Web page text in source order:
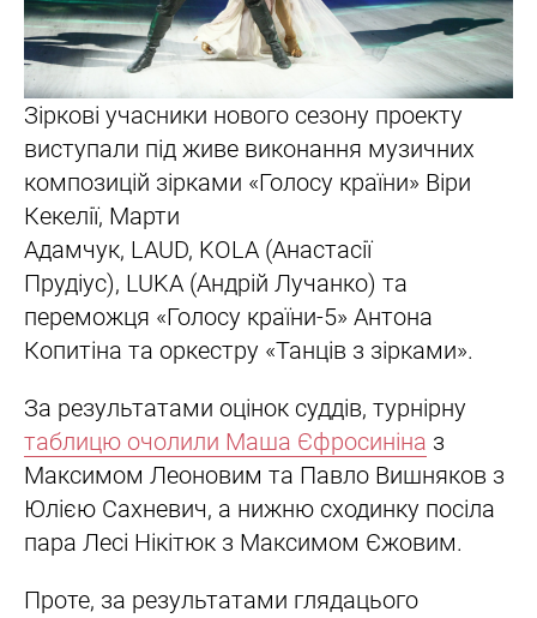
Зіркові учасники нового сезону проекту
виступали під живе виконання музичних
композицій зірками «Голосу країни» Віри
Кекелії, Марти
Адамчук, LAUD, KOLA (Анастасії
Прудіус), LUKA (Андрій Лучанко) та
переможця «Голосу країни-5» Антона
Копитіна та оркестру «Танців з зірками».
За результатами оцінок суддів, турнірну
таблицю очолили Маша Єфросиніна з
Максимом Леоновим та Павло Вишняков з
Юлією Сахневич, а нижню сходинку посіла
пара Лесі Нікітюк з Максимом Єжовим.
Проте, за результатами глядацього